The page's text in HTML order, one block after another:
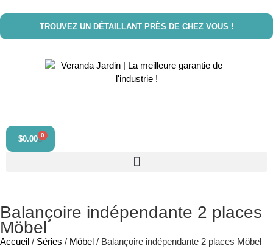
TROUVEZ UN DÉTAILLANT PRÈS DE CHEZ VOUS !
$0.00 0
Balançoire indépendante 2 places
Möbel
Accueil / Séries / Möbel / Balançoire indépendante 2 places Möbel